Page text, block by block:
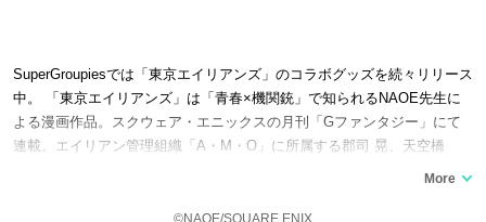
SuperGroupiesでは「東京エイリアンズ」のコラボグッズを続々リリース
中。 「東京エイリアンズ」は「青春×機関銃」で知られるNAOE先生に
よる漫画作品。スクウェア・エニックスの月刊「Gファンタジー」にて
連載。エイリアン管理組織「A・M・O」に所属する郡司 晃、天空橋
翔、雨宮零士らのキャラクターたちが地球外生命体「宇宙人（エイリア
イリアンズ」コラボの時計や財布といったコラボファッションアイテム
©NAOE/SQUARE ENIX